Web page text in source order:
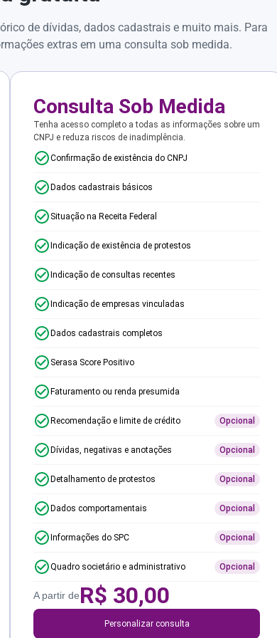
de dívidas, dados cadastrais e muito mais. Para
extras em uma consulta sob medida.
Consulta Sob Medida
Tenha acesso completo a todas as informações sobre um
CNPJ e reduza riscos de inadimplência.
Confirmação de existência do CNPJ
Dados cadastrais básicos
Situação na Receita Federal
Indicação de existência de protestos
Indicação de consultas recentes
Indicação de empresas vinculadas
Dados cadastrais completos
Serasa Score Positivo
Faturamento ou renda presumida
Recomendação e limite de crédito Opcional
Dívidas, negativas e anotações Opcional
Detalhamento de protestos Opcional
Dados comportamentais Opcional
Informações do SPC Opcional
Quadro societário e administrativo Opcional
A partir deR$ 30,00
Personalizar consulta